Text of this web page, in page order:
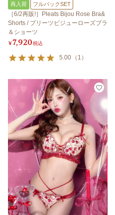
再入荷 フルバックSET
［6/2再販!］Pleats Bijou Rose Bra&
Shorts / プリーツビジューローズブラ
＆ショーツ
¥7,920税込
5.00 （ 1 ）